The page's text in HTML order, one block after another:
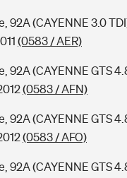
92A (CAYENNE 3.0
(0583 / AER)
92A (CAYENNE GTS
(0583 / AFN)
92A (CAYENNE GTS
(0583 / AFO)
92A (CAYENNE GTS